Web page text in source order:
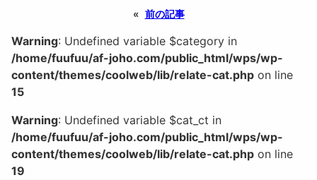
« 前の記事
Warning: Undefined variable $category in
/home/fuufuu/af-joho.com/public_html/wps/wp-
content/themes/coolweb/lib/relate-cat.php on line
15
Warning: Undefined variable $cat_ct in
/home/fuufuu/af-joho.com/public_html/wps/wp-
content/themes/coolweb/lib/relate-cat.php on line
19